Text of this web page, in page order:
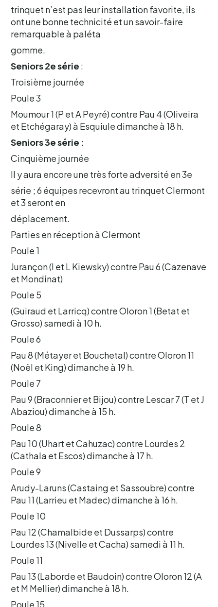
trinquet n’est pas leur installation favorite, ils
ont une bonne technicité et un savoir-faire
remarquable à paléta
gomme.
Seniors 2e série :
Troisième journée
Poule 3
Moumour 1 (P et A Peyré) contre Pau 4 (Oliveira
et Etchégaray) à Esquiule dimanche à 18 h.
Seniors 3e série :
Cinquième journée
Il y aura encore une très forte adversité en 3e
série ; 6 équipes recevront au trinquet Clermont
et 3 seront en
déplacement.
Parties en réception à Clermont
Poule 1
Jurançon (I et L Kiewsky) contre Pau 6 (Cazenave
et Mondinat)
Poule 5
(Guiraud et Larricq) contre Oloron 1 (Betat et
Grosso) samedi à 10 h.
Poule 6
Pau 8 (Métayer et Bouchetal) contre Oloron 11
(Noël et King) dimanche à 19 h.
Poule 7
Pau 9 (Braconnier et Bijou) contre Lescar 7 (T et J
Abaziou) dimanche à 15 h.
Poule 8
Pau 10 (Uhart et Cahuzac) contre Lourdes 2
(Cathala et Escos) dimanche à 17 h.
Poule 9
Arudy-Laruns (Castaing et Sassoubre) contre
Pau 11 (Larrieu et Madec) dimanche à 16 h.
Poule 10
Pau 12 (Chamalbide et Dussarps) contre
Lourdes 13 (Nivelle et Cacha) samedi à 11 h.
Poule 11
Pau 13 (Laborde et Baudoin) contre Oloron 12 (A
et M Mellier) dimanche à 18 h.
Poule 15